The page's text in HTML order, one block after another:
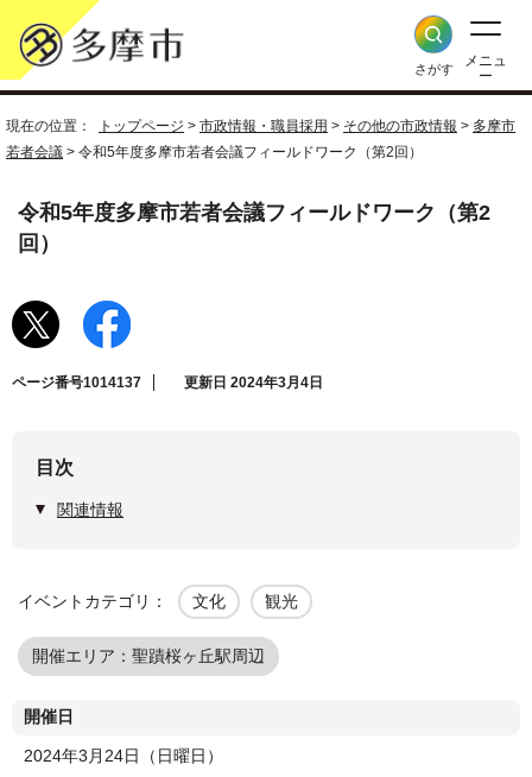
さがす
メニュ
ー
現在の位置： トップページ > 市政情報・職員採用 > その他の市政情報 > 多摩市
若者会議 > 令和5年度多摩市若者会議フィールドワーク（第2回）
令和5年度多摩市若者会議フィールドワーク（第2
回）
ページ番号1014137 更新日 2024年3月4日
目次
関連情報
イベントカテゴリ： 文化 観光
開催エリア：聖蹟桜ヶ丘駅周辺
開催日
2024年3月24日（日曜日）